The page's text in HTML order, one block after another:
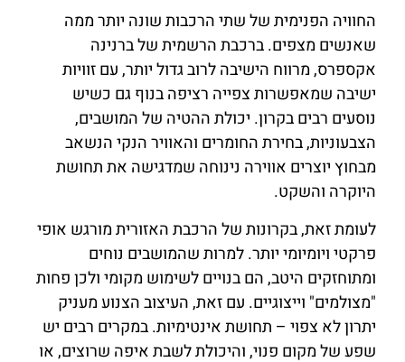
החוויה הפנימית של שתי הרכבות שונה יותר ממה
שאנשים מצפים. ברכבת הרשמית של ברנינה
אקספרס, מרווח הישיבה לרוב גדול יותר, עם זוויות
ישיבה שמאפשרות צפייה רציפה בנוף גם כשיש
נוסעים רבים בקרון. יכולת ההטיה של המושבים,
הצבעוניות, בחירת החומרים והאוויר הנקי הנשאב
מבחוץ יוצרים אווירה נינוחה שמדגישה את תחושת
היוקרה והשקט.
לעומת זאת, בקרונות של הרכבת האזורית מורגש אופי
פרקטי ויומיומי יותר. למרות שהמושבים נוחים
ומתוחזקים היטב, הם בנויים לשימוש מקומי ולכן פחות
"מצולמים" וייצוגיים. עם זאת, העיצוב הצנוע מעניק
יתרון לא צפוי – תחושת אינטימיות. במקרים רבים יש
שפע של מקום פנוי, והיכולת לשבת איפה שרוצים, או